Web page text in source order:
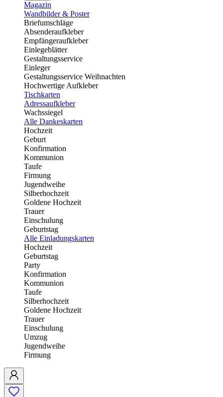
Magazin
Wandbilder & Poster
Briefumschläge
Absenderaufkleber
Empfängeraufkleber
Einlegeblätter
Gestaltungsservice
Einleger
Gestaltungsservice Weihnachten
Hochwertige Aufkleber
Tischkarten
Adressaufkleber
Wachssiegel
Alle Dankeskarten
Hochzeit
Geburt
Konfirmation
Kommunion
Taufe
Firmung
Jugendweihe
Silberhochzeit
Goldene Hochzeit
Trauer
Einschulung
Geburtstag
Alle Einladungskarten
Hochzeit
Geburtstag
Party
Konfirmation
Kommunion
Taufe
Silberhochzeit
Goldene Hochzeit
Trauer
Einschulung
Umzug
Jugendweihe
Firmung